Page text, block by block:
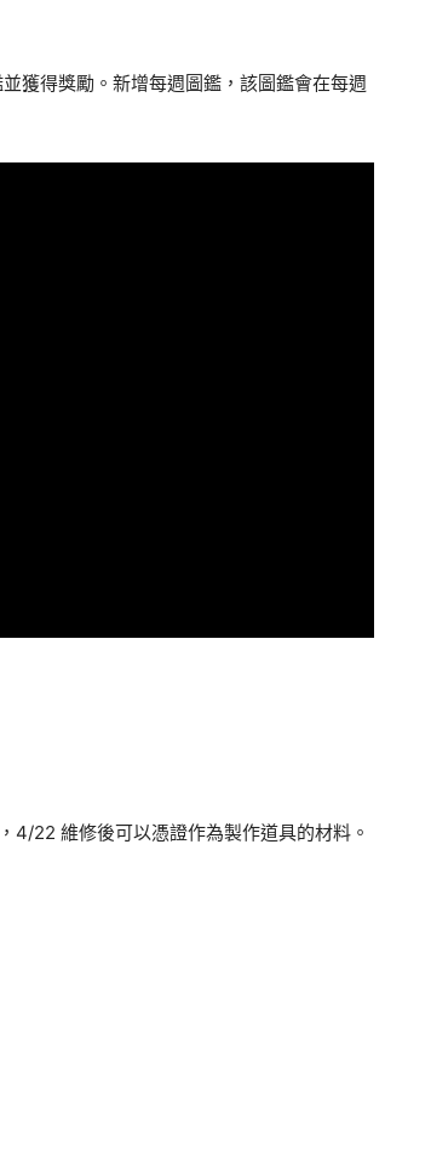
獲得獎勵。新增每週圖鑑，該圖鑑會在每週
4/22 維修後可以憑證作為製作道具的材料。